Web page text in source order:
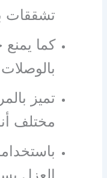
تشققات
كما
بالوصلات
تميز
مختلف
العزل